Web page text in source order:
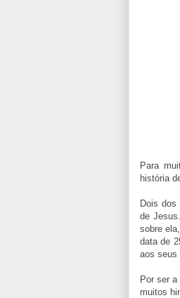
Para
história
Dois dos
de
sobre
data de
aos seus
Por ser a
muitos